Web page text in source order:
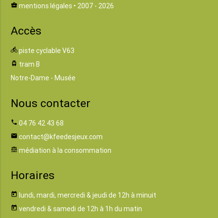
business_center mentions légales • 2007 - 2026
Accès
directions_bike piste cyclable V63
tram tram B
Notre-Dame - Musée
Nous contacter
phone 04 76 42 43 68
email contact@kfeedesjeux.com
balance médiation à la consommation
Horaires
today lundi, mardi, mercredi & jeudi de 12h à minuit
today vendredi & samedi de 12h à 1h du matin